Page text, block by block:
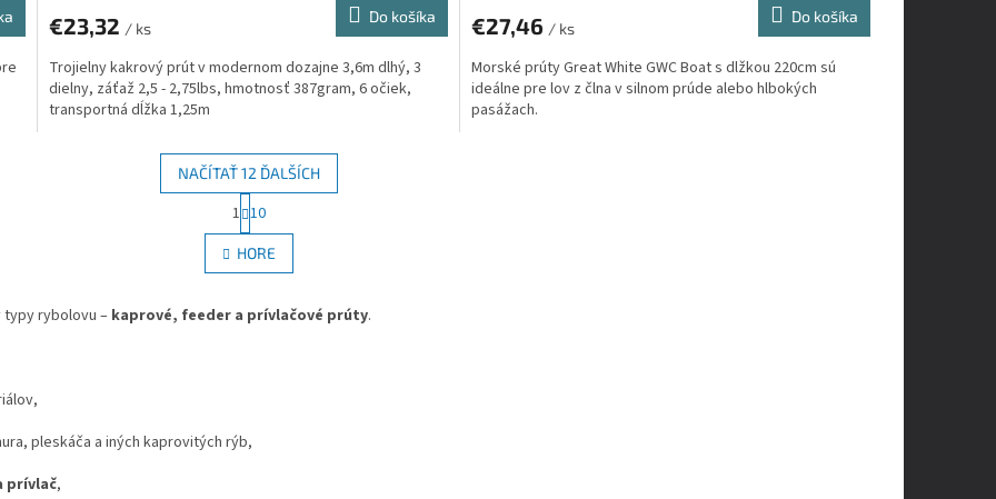
€23,32 / ks
Do košíka
Trojielny kakrový prút v modernom dozajne 3,6m dlhý, 3
dielny, záťaž 2,5 - 2,75lbs, hmotnosť 387gram, 6 očiek,
transportná dĺžka 1,25m
€27,46 / ks
Do košíka
Morské prúty Great White GWC Boat s dlžkou 220cm sú
ideálne pre lov z člna v silnom prúde alebo hlbokých
pasážach.
O
v
l
d
a
v
NAČÍTAŤ 12 ĎALŠÍCH
t
r
á
n
o
1 10
HORE
rybolovu – kaprové, feeder a prívlačové prúty.
pleskáča a iných kaprovitých rýb,
prívlač,